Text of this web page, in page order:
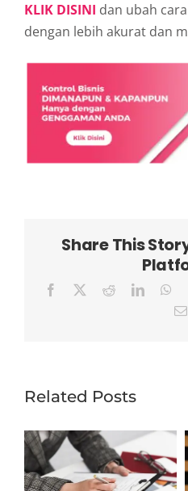
KLIK DISINI dan ubah
dengan lebih akurat dan
Share This
Facebook Reddit
Related Posts